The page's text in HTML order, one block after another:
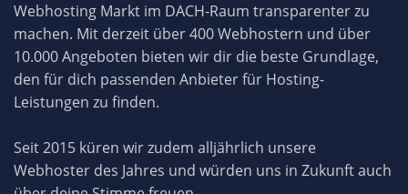
Webhosting Markt im DACH-Raum transparenter zu
machen. Mit derzeit über 400 Webhostern und über
10.000 Angeboten bieten wir dir die beste Grundlage,
den für dich passenden Anbieter für Hosting-
Leistungen zu finden.
Seit 2015 küren wir zudem alljährlich unsere
Webhoster des Jahres und würden uns in Zukunft auch